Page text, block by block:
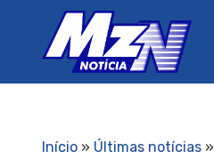
Início» Últimas notícias»